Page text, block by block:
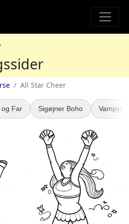
All Star Cheer
og Far Sigøjner Boho